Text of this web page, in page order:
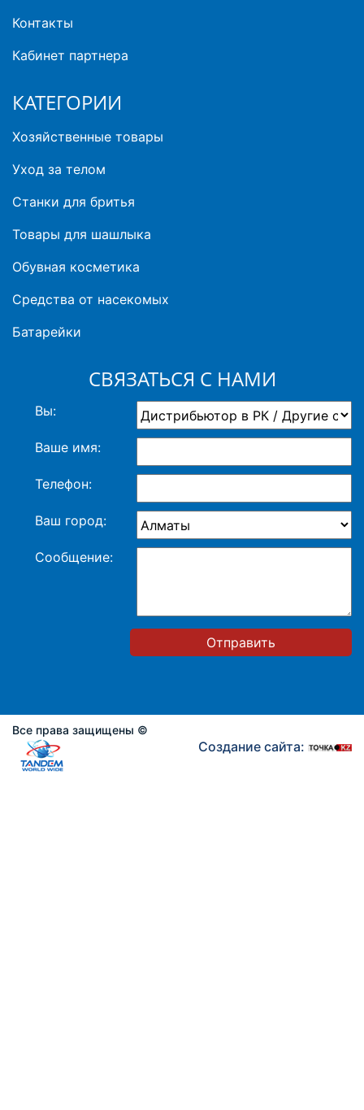
Контакты
Кабинет партнера
КАТЕГОРИИ
Хозяйственные товары
Уход за телом
Станки для бритья
Товары для шашлыка
Обувная косметика
Средства от насекомых
Батарейки
СВЯЗАТЬСЯ С НАМИ
Вы:
Ваше имя:
Телефон:
Ваш город:
Сообщение:
Отправить
Все права защищены ©
Создание сайта: